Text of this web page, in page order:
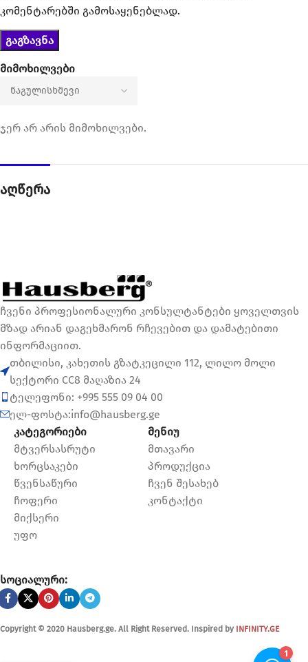
მიმოხილვები
ჯერ არ არის მიმოხილვები.
კომენტარებში გამოსაყენებლად.
აღწერა
ჩვენი პროფესიონალური კონსულტანტები ყოველთვის
მზად არიან დაგეხმარონ რჩევებით და დამატებითი
ინფორმაციით.
თბილისი, კახეთის გზატკეცილი 112, ლილო მოლი
სექტორი CC8 მაღაზია 24
ტელეფონი: +995 555 09 04 00
ელ-ფოსტა:info@hausberg.ge
კატეგორიები
მტვერსასრუტი
ხორცსაკები
წვენსაწური
ჩოფერი
მიქსერი
უფო
მენიუ
მთავარი
პროდუქცია
ჩვენ შესახებ
კონტაქტი
სოციალური:
Copyright © 2020 Hausberg.ge. All Right Reserved. Inspired by INFINITY.GE